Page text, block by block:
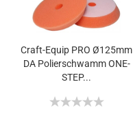
Craft-Equip PRO Ø125mm
DA Polierschwamm ONE-
STEP...